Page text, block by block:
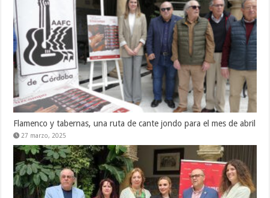
Flamenco y tabernas, una ruta de cante jondo para el mes de abril
27 marzo, 2025